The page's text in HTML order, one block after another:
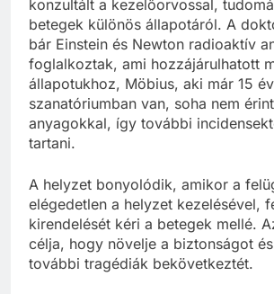
konzultált a kezelőorvossal,
betegek különös állapotáról. A
bár Einstein és Newton radioaktív
foglalkoztak, ami hozzájárulhatott
állapotukhoz, Möbius, aki már 15
szanatóriumban van, soha nem
anyagokkal, így további
tartani.
A helyzet bonyolódik, amikor a
elégedetlen a helyzet kezelésével,
kirendelését kéri a betegek mellé.
célja, hogy növelje a biztonságot
további tragédiák bekövetkeztét.